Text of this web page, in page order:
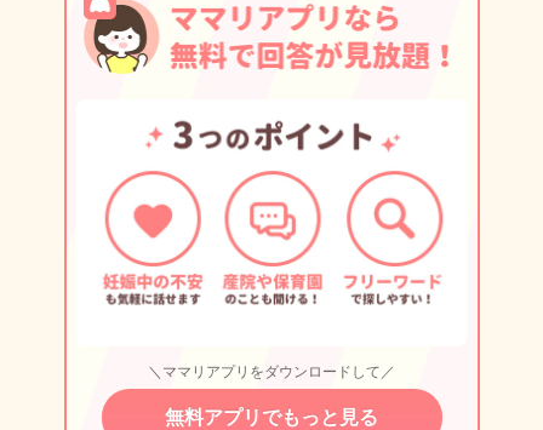
＼ママリアプリをダウンロードして／
無料アプリでもっと見る